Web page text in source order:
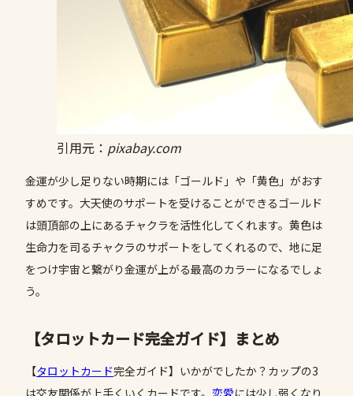
引用元： pixabay.com
金運が少し足りない時期には「ゴールド」や「黄色」がおす
すめです。大天使のサポートを受けることができるゴールド
は頭頂部の上にあるチャクラを活性化してくれます。黄色は
生命力を司るチャクラのサポートをしてくれるので、地に足
をつけ宇宙と繋がり金運が上がる最高のカラーになるでしょ
う。
【タロットカード完全ガイド】まとめ
【タロットカード完全ガイド】いかがでしたか？カップの3